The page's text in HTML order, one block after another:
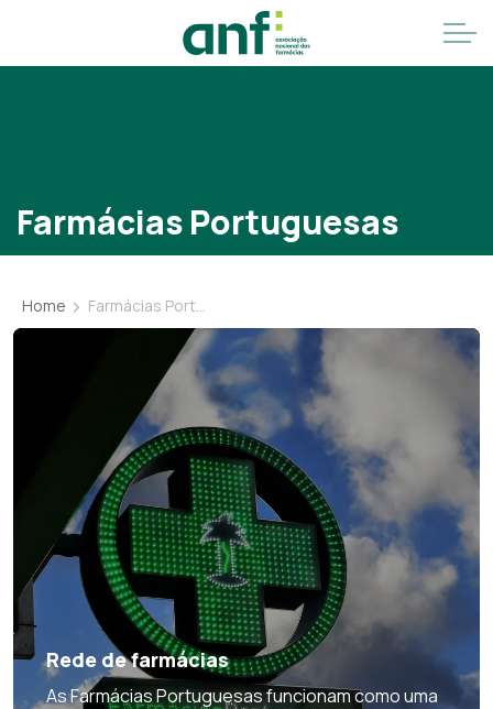
Farmácias Portuguesas
Home Farmácias Portuguesas
Rede de farmácias
As Farmácias Portuguesas funcionam como uma